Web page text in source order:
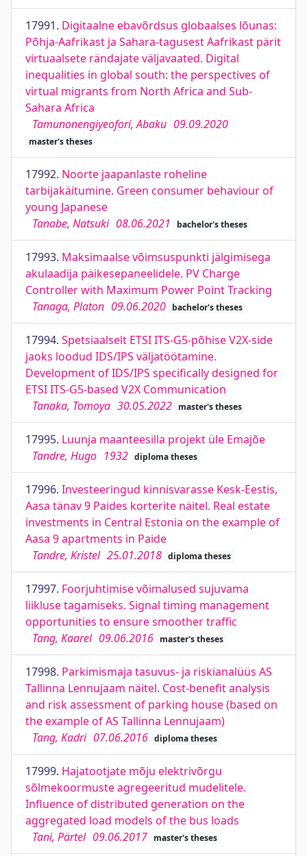
17991. Digitaalne ebavõrdsus globaalses lõunas:
Põhja-Aafrikast ja Sahara-tagusest Aafrikast pärit
virtuaalsete rändajate väljavaated. Digital
inequalities in global south: the perspectives of
virtual migrants from North Africa and Sub-
Sahara Africa
Tamunonengiyeofori, Abaku 09.09.2020
master's theses
17992. Noorte jaapanlaste roheline
tarbijakäitumine. Green consumer behaviour of
young Japanese
Tanabe, Natsuki 08.06.2021 bachelor's theses
17993. Maksimaalse võimsuspunkti jälgimisega
akulaadija päikesepaneelidele. PV Charge
Controller with Maximum Power Point Tracking
Tanaga, Platon 09.06.2020 bachelor's theses
17994. Spetsiaalselt ETSI ITS-G5-põhise V2X-side
jaoks loodud IDS/IPS väljatöötamine.
Development of IDS/IPS specifically designed for
ETSI ITS-G5-based V2X Communication
Tanaka, Tomoya 30.05.2022 master's theses
17995. Luunja maanteesilla projekt üle Emajõe
Tandre, Hugo 1932 diploma theses
17996. Investeeringud kinnisvarasse Kesk-Eestis,
Aasa tänav 9 Paides korterite näitel. Real estate
investments in Central Estonia on the example of
Aasa 9 apartments in Paide
Tandre, Kristel 25.01.2018 diploma theses
17997. Foorjuhtimise võimalused sujuvama
liikluse tagamiseks. Signal timing management
opportunities to ensure smoother traffic
Tang, Kaarel 09.06.2016 master's theses
17998. Parkimismaja tasuvus- ja riskianalüüs AS
Tallinna Lennujaam näitel. Cost-benefit analysis
and risk assessment of parking house (based on
the example of AS Tallinna Lennujaam)
Tang, Kadri 07.06.2016 diploma theses
17999. Hajatootjate mõju elektrivõrgu
sõlmekoormuste agregeeritud mudelitele.
Influence of distributed generation on the
aggregated load models of the bus loads
Tani, Pärtel 09.06.2017 master's theses